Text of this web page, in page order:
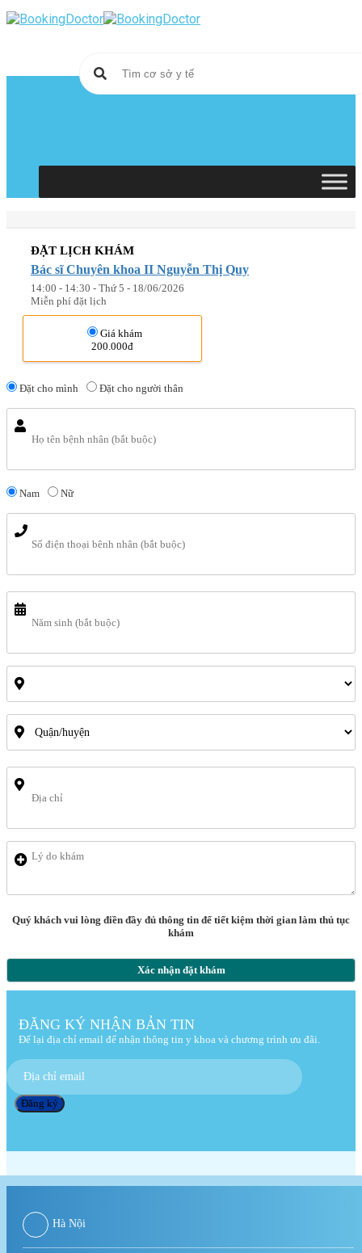
Skip
to
ĐẶT LỊCH KHÁM
Bác sĩ Chuyên khoa II Nguyễn Thị Quy
14:00 - 14:30 - Thứ 5 - 18/06/2026
Miễn phí đặt lịch
Giá khám
200.000đ
Đặt cho mình Đặt cho người thân
Nam Nữ
Quý khách vui lòng điền đầy đủ thông tin để tiết kiệm thời gian làm thủ tục
khám
Xác nhận đặt khám
ĐĂNG KÝ NHẬN BẢN TIN
Để lại địa chỉ email để nhận thông tin y khoa và chương trình ưu đãi.
Hà Nội